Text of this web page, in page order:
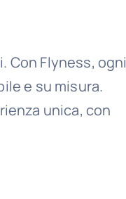
Con Flyness, ogni
e su misura.
unica, con